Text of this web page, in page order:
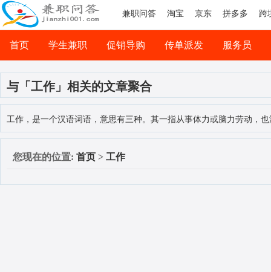
兼职问答 淘宝 京东 拼多多 跨
首页 学生兼职 促销导购 传单派发 服务员
司机兼职 网络兼职
与「工作」相关的文章聚合
工作，是一个汉语词语，意思有三种。其一指从事体力或脑力劳动，
您现在的位置: 首页 > 工作